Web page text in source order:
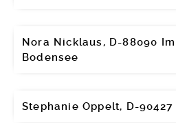
Nora Nicklaus, D-88090
Bodensee
Stephanie Oppelt, D-